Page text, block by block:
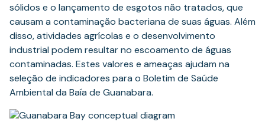
sólidos e o lançamento de esgotos não tratados, que
causam a contaminação bacteriana de suas águas. Além
disso, atividades agrícolas e o desenvolvimento
industrial podem resultar no escoamento de águas
contaminadas. Estes valores e ameaças ajudam na
seleção de indicadores para o Boletim de Saúde
Ambiental da Baía de Guanabara.